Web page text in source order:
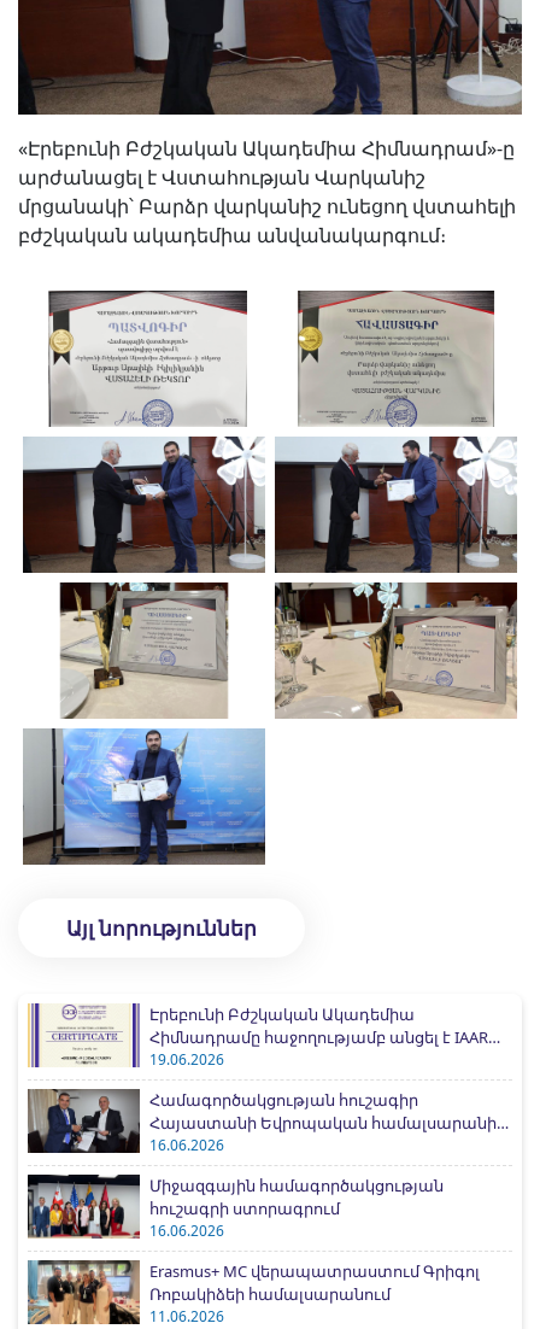
«Էրեբունի Բժշկական Ակադեմիա Հիմնադրամ»-ը
արժանացել է Վստահության Վարկանիշ
մրցանակի՝ Բարձր վարկանիշ ունեցող վստահելի
բժշկական ակադեմիա անվանակարգում։
Այլ նորություններ
Էրեբունի Բժշկական Ակադեմիա
Հիմնադրամը հաջողությամբ անցել է IAAR
միջազգային հավատարմագրման
գործընթացը
19.06.2026
Համագործակցության հուշագիր
Հայաստանի Եվրոպական համալսարանի
հետ
16.06.2026
Միջազգային համագործակցության
հուշագրի ստորագրում
16.06.2026
Erasmus+ MC վերապատրաստում Գրիգոլ
Ռոբակիձեի համալսարանում
11.06.2026